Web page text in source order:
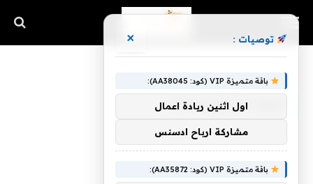
11 يوليو، 2025
توصيات : ×
باقة متميزة VIP (كود: AA38045):
اول اثنين ريادة اعمال
مشاركة ارباح ادسنس
باقة متميزة VIP (كود: AA35872):